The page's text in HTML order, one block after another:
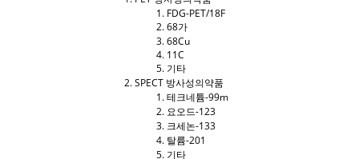
FDG-PET/18F
68가
68Cu
11C
기타
SPECT 방사성의약품
테크네튬-99m
요오드-123
크세논-133
탈륨-201
기타